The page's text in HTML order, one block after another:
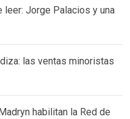
leer: Jorge Palacios y una
las ventas minoristas
habilitan la Red de